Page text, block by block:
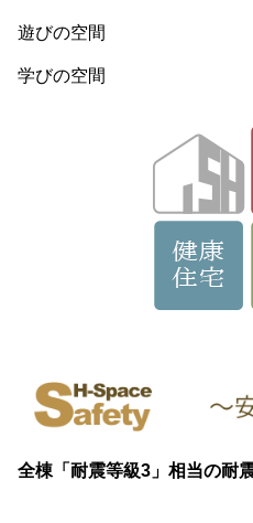
遊びの空間
学びの空間
全棟「耐震等級3」相当の耐